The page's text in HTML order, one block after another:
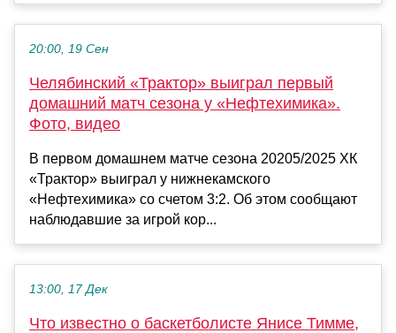
20:00, 19 Сен
Челябинский «Трактор» выиграл первый
домашний матч сезона у «Нефтехимика».
Фото, видео
В первом домашнем матче сезона 20205/2025 ХК
«Трактор» выиграл у нижнекамского
«Нефтехимика» со счетом 3:2. Об этом сообщают
наблюдавшие за игрой кор...
13:00, 17 Дек
Что известно о баскетболисте Янисе Тимме,